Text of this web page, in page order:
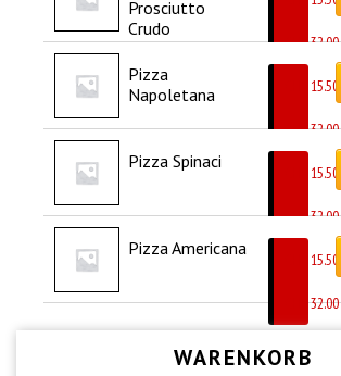
Prosciutto
Crudo
CHF32.00
Pizza
Napoletana
15.50
CHF32.00
Pizza Spinaci
15.50
CHF32.00
Pizza Americana
15.50
32.00
WARENKORB